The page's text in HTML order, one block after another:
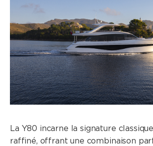
La Y80 incarne la signature
raffiné, offrant une combinaison